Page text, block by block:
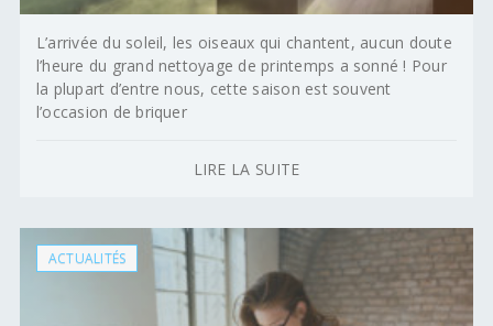
L’arrivée du soleil, les oiseaux qui chantent, aucun doute
l’heure du grand nettoyage de printemps a sonné ! Pour
la plupart d’entre nous, cette saison est souvent
l’occasion de briquer
LIRE LA SUITE
ACTUALITÉS